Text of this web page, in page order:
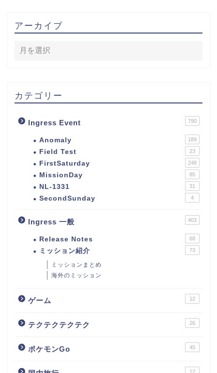
アーカイブ
カテゴリー
Ingress Event 790
Anomaly 189
Field Test 23
FirstSaturday 248
MissionDay 85
NL-1331 31
SecondSunday 4
Ingress 一般 403
Release Notes 68
ミッション紹介 73
ミッションまとめ
海外のミッション
ゲーム 12
テクテクテクテク 26
ポケモンGo 45
12